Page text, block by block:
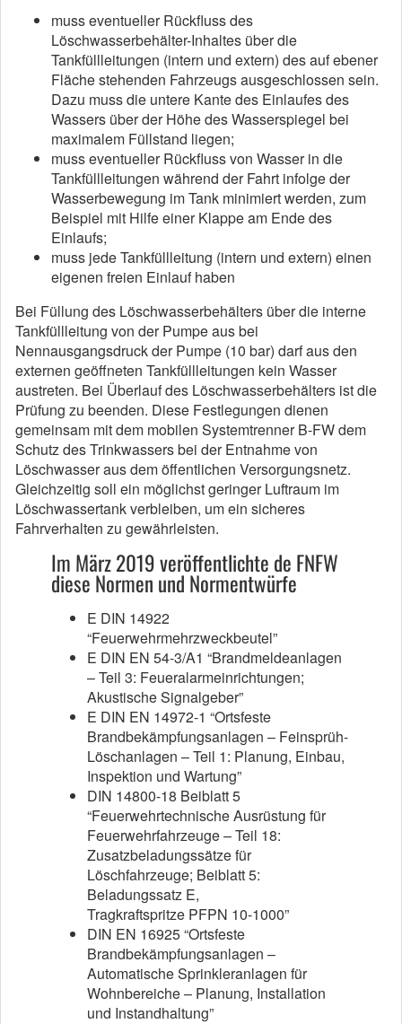
muss eventueller Rückfluss des
Löschwasserbehälter-Inhaltes über die
Tankfüllleitungen (intern und extern) des auf ebener
Fläche stehenden Fahrzeugs ausgeschlossen sein.
Dazu muss die untere Kante des Einlaufes des
Wassers über der Höhe des Wasserspiegel bei
maximalem Füllstand liegen;
muss eventueller Rückfluss von Wasser in die
Tankfüllleitungen während der Fahrt infolge der
Wasserbewegung im Tank minimiert werden, zum
Beispiel mit Hilfe einer Klappe am Ende des
Einlaufs;
muss jede Tankfüllleitung (intern und extern) einen
eigenen freien Einlauf haben
Bei Füllung des Löschwasserbehälters über die interne
Tankfüllleitung von der Pumpe aus bei
Nennausgangsdruck der Pumpe (10 bar) darf aus den
externen geöffneten Tankfüllleitungen kein Wasser
austreten. Bei Überlauf des Löschwasserbehälters ist die
Prüfung zu beenden. Diese Festlegungen dienen
gemeinsam mit dem mobilen Systemtrenner B-FW dem
Schutz des Trinkwassers bei der Entnahme von
Löschwasser aus dem öffentlichen Versorgungsnetz.
Gleichzeitig soll ein möglichst geringer Luftraum im
Löschwassertank verbleiben, um ein sicheres
Fahrverhalten zu gewährleisten.
Im März 2019 veröffentlichte de FNFW
diese Normen und Normentwürfe
E DIN 14922
“Feuerwehrmehrzweckbeutel”
E DIN EN 54-3/A1 “Brandmeldeanlagen
– Teil 3: Feueralarmeinrichtungen;
Akustische Signalgeber”
E DIN EN 14972-1 “Ortsfeste
Brandbekämpfungsanlagen – Feinsprüh-
Löschanlagen – Teil 1: Planung, Einbau,
Inspektion und Wartung”
DIN 14800-18 Beiblatt 5
“Feuerwehrtechnische Ausrüstung für
Feuerwehrfahrzeuge – Teil 18:
Zusatzbeladungssätze für
Löschfahrzeuge; Beiblatt 5:
Beladungssatz E,
Tragkraftspritze PFPN 10-1000”
DIN EN 16925 “Ortsfeste
Brandbekämpfungsanlagen –
Automatische Sprinkleranlagen für
Wohnbereiche – Planung, Installation
und Instandhaltung”